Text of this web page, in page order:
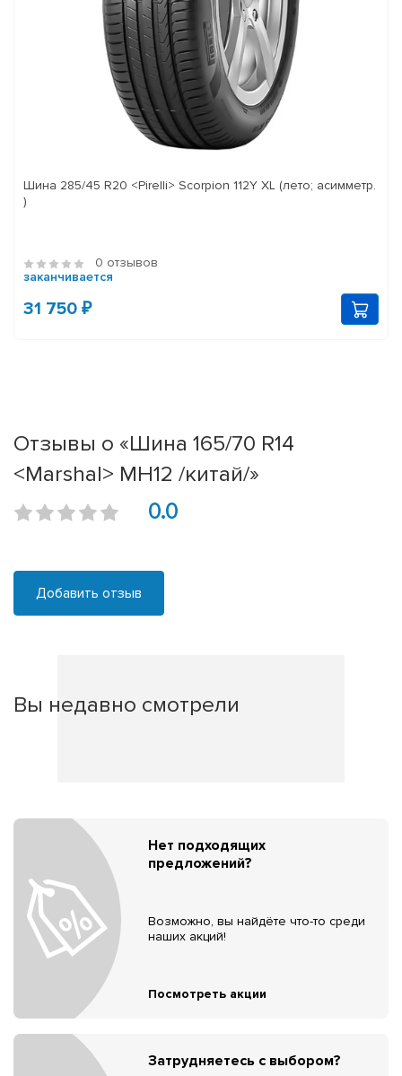
Шина 285/45 R20 <Pirelli> Scorpion 112Y XL (лето; асимметр.
)
0 отзывов
заканчивается
31 750 ₽
Отзывы о «Шина 165/70 R14
<Marshal> MH12 /китай/»
0.0
Добавить отзыв
Вы недавно смотрели
Нет подходящих
предложений?
Возможно, вы найдёте что-то среди
наших акций!
Посмотреть акции
Затрудняетесь с выбором?